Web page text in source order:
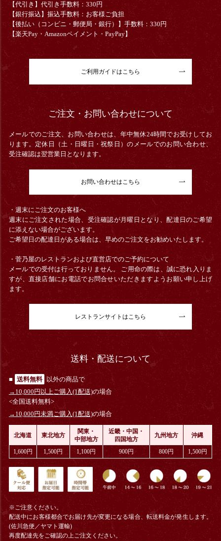
【代引き】代引き手数料：330円
【銀行振込】振込手数料：お客様ご負担
【後払い（コンビニ・郵便局・銀行）】手数料：330円
【楽天Pay・Amazonペイメント・PayPay】
ご利用ガイドはこちら
ご注文・お問い合わせについて
メールでのご注文、お問い合わせは、年中無休24時間でお受けしてお
ります。定休日（土・日曜日・祝祭日）のメールでのお問い合わせ、
受注確認は翌営業日となります。
お問い合わせはこちら
・週末にご注文のお客様へ
週末にご注文された場合、受注確認が月曜日となり、配達日のご希望
に添えない場合がございます。
ご希望日の配達日がある場合は、早めのご注文をお勧めいたします。
・菅乃屋のレストランおよび直営店でのご予約について
メールでの受付は行っておりません。 ご用命の際は、誠に恐れ入りま
すが、直接店舗にお電話でお問合せいただきますようお願い申し上げ
ます。
レストランサイトはこちら
送料・配送について
■ 送料無料
以外の商品で
→10,000円以上ご購入(1配送)の場合
<全国送料無料>
→10,000円未満ご購入(1配送)の場合
北海道 東北地方
関東・
中部地方
近畿・中国・
四国地方
九州地方 沖縄
1,600円 1,500円 1,100円 900円 800円 1,500円
※ご注意ください。
配送中にお客様都合でお届け先が変更になる場合、 転送料金が発生します。
(佐川急便／ヤマト運輸)
再度配達先をご確認の上ご注文ください。